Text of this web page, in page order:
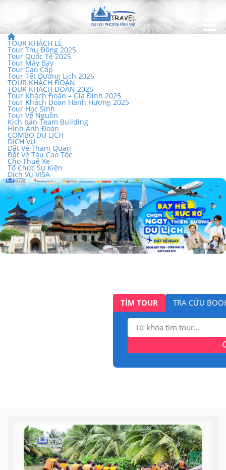
TOUR KHÁCH LẺ
Tour Thu Đông 2025
Tour Quốc Tế 2025
Tour Máy Bay
Tour Cao Cấp
Tour Tết Dương Lịch 2026
TOUR KHÁCH ĐOÀN
TOUR KHÁCH ĐOÀN 2025
Tour Khách Đoàn – Gia Đình 2025
Tour Khách Đoàn Hành Hương 2025
Tour Học Sinh
Tour Về Nguồn
Kịch bản Team Building
Hình Ảnh Đoàn
COMBO DU LỊCH
DỊCH VỤ
Đặt Vé Tham Quan
Đặt Vé Tàu Cao Tốc
Cho Thuê Xe
Tổ Chức Sự Kiện
Dịch Vụ VISA
TÌM TOUR TRA CỨU
Tìm
kiếm: